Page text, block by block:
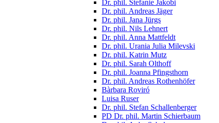
Dr. phil. Stefanie Jakobi
Dr. phil. Andreas Jäger
Dr. phil. Jana Jürgs
Dr. phil. Nils Lehnert
Dr. phil. Anna Mattfeldt
Dr. phil. Urania Julia Milevski
Dr. phil. Katrin Mutz
Dr. phil. Sarah Olthoff
Dr. phil. Joanna Pfingsthorn
Dr. phil. Andreas Rothenhöfer
Bàrbara Roviró
Luisa Ruser
Dr. phil. Stefan Schallenberger
PD Dr. phil. Martin Schierbaum